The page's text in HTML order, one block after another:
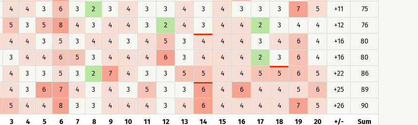
4 4 3 6 3 2 3 4 3 3 4 3 4 3 3 3 7 5 +11
75
5 3 5 8 4 3 4 4 3 2 4 3 4 4 2 3 4 4 +12
76
4 4 3 5 3 4 4 3 4 5 3 4 4 4 3 4 6 4 +16
80
3 4 4 6 5 3 4 4 4 6 3 4 4 4 2 3 6 4 +16
80
4 3 3 5 3 2 7 4 3 3 5 5 4 4 5 5 6 5 +22
86
4 3 6 7 4 3 4 3 5 3 3 6 4 6 4 4 5 6 +25
89
5 4 4 8 3 3 4 4 4 3 4 6 4 4 4 4 7 5 +26
90
3 4 5 6 7 8 9 10 11 12 13 14 15 16 17 18 19 20 +/-
Sum